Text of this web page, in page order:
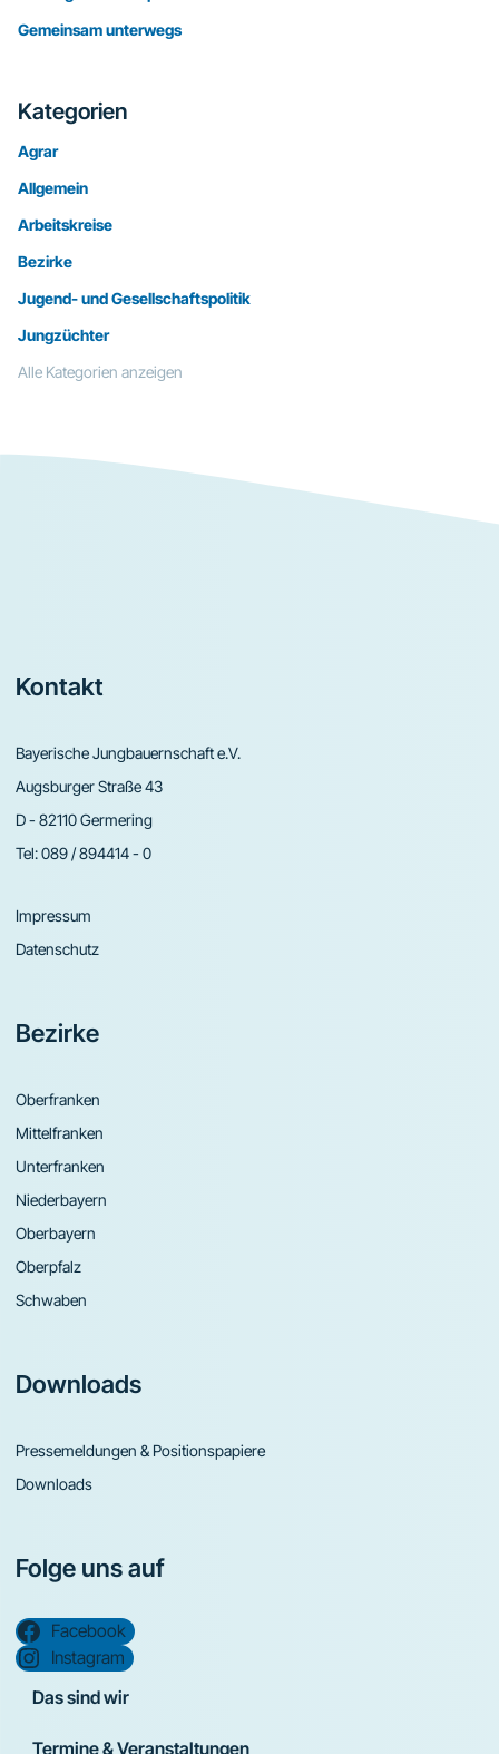
Gemeinsam unterwegs
Kategorien
Agrar
Allgemein
Arbeitskreise
Bezirke
Jugend- und Gesellschaftspolitik
Jungzüchter
Alle Kategorien anzeigen
Footer
Kontakt
Bayerische Jungbauernschaft e.V.
Augsburger Straße 43
D - 82110 Germering
Tel:089 / 894414 - 0
Impressum
Datenschutz
Bezirke
Oberfranken
Mittelfranken
Unterfranken
Niederbayern
Oberbayern
Oberpfalz
Schwaben
Downloads
Pressemeldungen & Positionspapiere
Downloads
Folge uns auf
Facebook
Instagram
Das sind wir
Termine & Veranstaltungen